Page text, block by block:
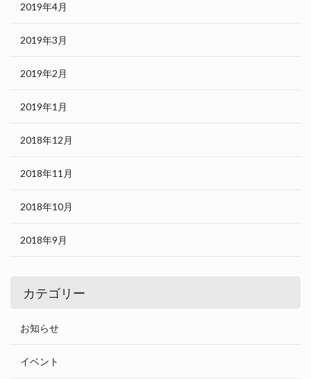
2019年4月
2019年3月
2019年2月
2019年1月
2018年12月
2018年11月
2018年10月
2018年9月
カテゴリー
お知らせ
イベント